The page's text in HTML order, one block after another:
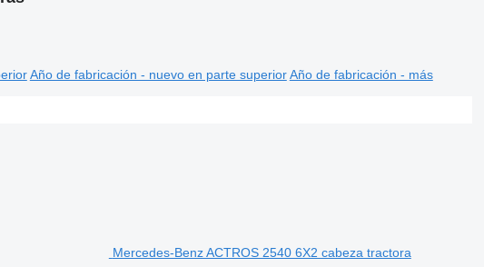
Año de fabricación - nuevo en parte superior Año de fabricación - más
Mercedes-Benz ACTROS 2540 6X2 cabeza tractora